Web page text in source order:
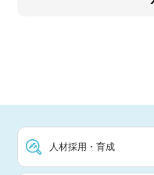
人材採用・育成